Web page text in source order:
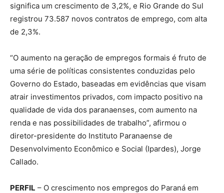
significa um crescimento de 3,2%, e Rio Grande do Sul
registrou 73.587 novos contratos de emprego, com alta
de 2,3%.
“O aumento na geração de empregos formais é fruto de
uma série de políticas consistentes conduzidas pelo
Governo do Estado, baseadas em evidências que visam
atrair investimentos privados, com impacto positivo na
qualidade de vida dos paranaenses, com aumento na
renda e nas possibilidades de trabalho”, afirmou o
diretor-presidente do Instituto Paranaense de
Desenvolvimento Econômico e Social (Ipardes), Jorge
Callado.
PERFIL – O crescimento nos empregos do Paraná em